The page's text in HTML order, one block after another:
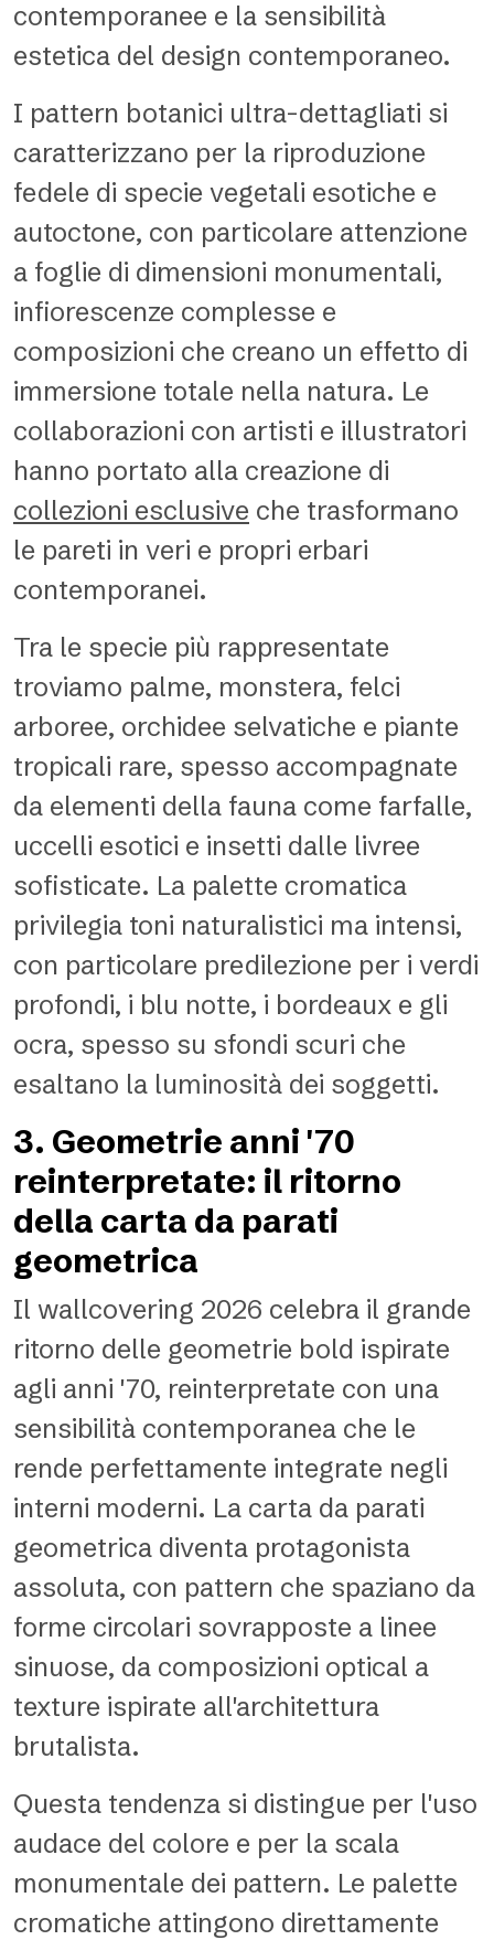
contemporanee e la sensibilità
estetica del design contemporaneo.
I pattern botanici ultra-dettagliati si
caratterizzano per la riproduzione
fedele di specie vegetali esotiche e
autoctone, con particolare attenzione
a foglie di dimensioni monumentali,
infiorescenze complesse e
composizioni che creano un effetto di
immersione totale nella natura. Le
collaborazioni con artisti e illustratori
hanno portato alla creazione di
collezioni esclusive che trasformano
le pareti in veri e propri erbari
contemporanei.
Tra le specie più rappresentate
troviamo palme, monstera, felci
arboree, orchidee selvatiche e piante
tropicali rare, spesso accompagnate
da elementi della fauna come farfalle,
uccelli esotici e insetti dalle livree
sofisticate. La palette cromatica
privilegia toni naturalistici ma intensi,
con particolare predilezione per i verdi
profondi, i blu notte, i bordeaux e gli
ocra, spesso su sfondi scuri che
esaltano la luminosità dei soggetti.
3. Geometrie anni '70
reinterpretate: il ritorno
della carta da parati
geometrica
Il wallcovering 2026 celebra il grande
ritorno delle geometrie bold ispirate
agli anni '70, reinterpretate con una
sensibilità contemporanea che le
rende perfettamente integrate negli
interni moderni. La carta da parati
geometrica diventa protagonista
assoluta, con pattern che spaziano da
forme circolari sovrapposte a linee
sinuose, da composizioni optical a
texture ispirate all'architettura
brutalista.
Questa tendenza si distingue per l'uso
audace del colore e per la scala
monumentale dei pattern. Le palette
cromatiche attingono direttamente